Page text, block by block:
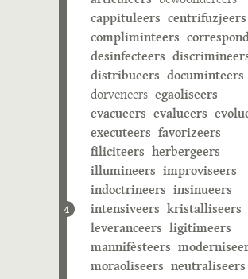
4
cappituleers centrifuzjeers
compliminteers
desinfecteers
distribueers documinteers
dörveneers egaoliseers
evacueers evalueers
executeers favorizeers
filiciteers herbergeers
illumineers improviseers
indoctrineers insinueers
intensiveers kristalliseers
leveranceers ligitimeers
mannifèsteers
moraoliseers neutraliseers